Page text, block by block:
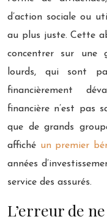
d’action sociale ou
au plus juste. Cette
concentrer sur une
lourds, qui sont
financièrement
financière n’est pas
que de grands
affiché un premier
années
service des assurés.
L’erreur de